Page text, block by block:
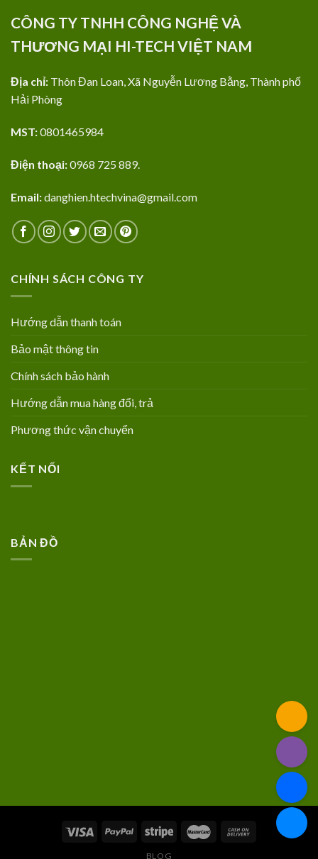
CÔNG TY TNHH CÔNG NGHỆ VÀ
THƯƠNG MẠI HI-TECH VIỆT NAM
Địa chỉ: Thôn Đan Loan, Xã Nguyễn Lương Bằng, Thành phố
Hải Phòng
MST:0801465984
Điện thoại:0968 725 889.
Email:danghien.htechvina@gmail.com
CHÍNH SÁCH CÔNG TY
Hướng dẫn thanh toán
Bảo mật thông tin
Chính sách bảo hành
Hướng dẫn mua hàng đổi, trả
Phương thức vận chuyển
KẾT NỐI
BẢN ĐỒ
BLOG